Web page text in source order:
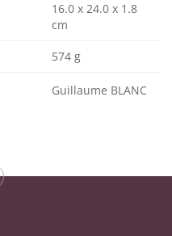
16.0 x 24.0 x 1.8
cm
574 g
Guillaume BLANC